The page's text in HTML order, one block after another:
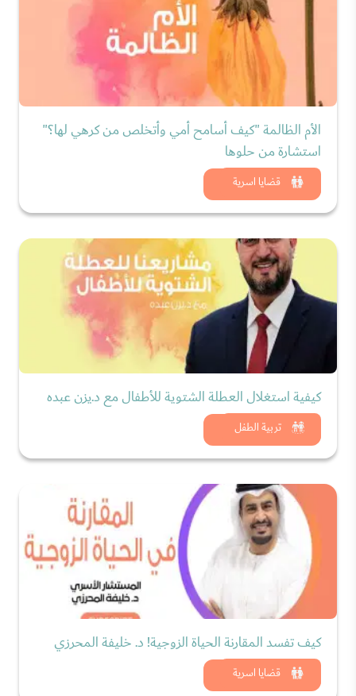
قضايا اسرية
الأم الظالمة "كيف أسامح أمي وأتخلص من كرهي لها؟"
استشارة من حلوها
شاهد الان
تربية الطفل
كيفية استغلال العطلة الشتوية للأطفال مع د.يزن عبده
شاهد الان
قضايا اسرية
كيف تفسد المقارنة الحياة الزوجية! د. خليفة المحرزي
شاهد الان